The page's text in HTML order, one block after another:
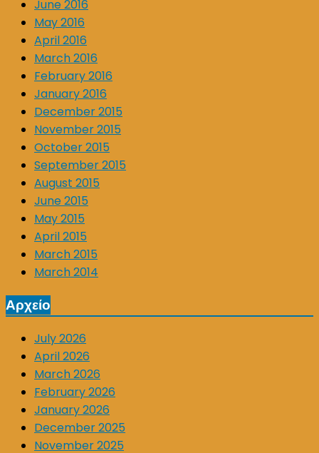
June 2016
May 2016
April 2016
March 2016
February 2016
January 2016
December 2015
November 2015
October 2015
September 2015
August 2015
June 2015
May 2015
April 2015
March 2015
March 2014
Αρχείο
July 2026
April 2026
March 2026
February 2026
January 2026
December 2025
November 2025